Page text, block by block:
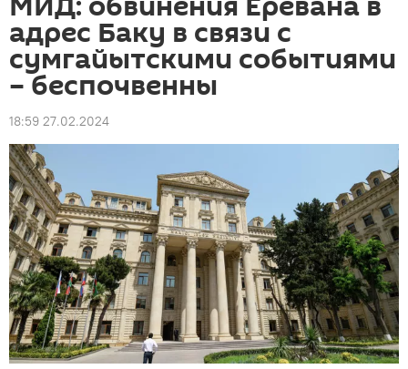
адрес Баку в связи с
сумгайытскими событиями
– беспочвенны
18:59 27.02.2024